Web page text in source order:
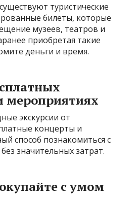
туристические
билеты, которые
музеев, театров и
приобретая такие
деньги и время.
мероприятиях
экскурсии от
концерты и
способ познакомиться с
значительных затрат.
с умом